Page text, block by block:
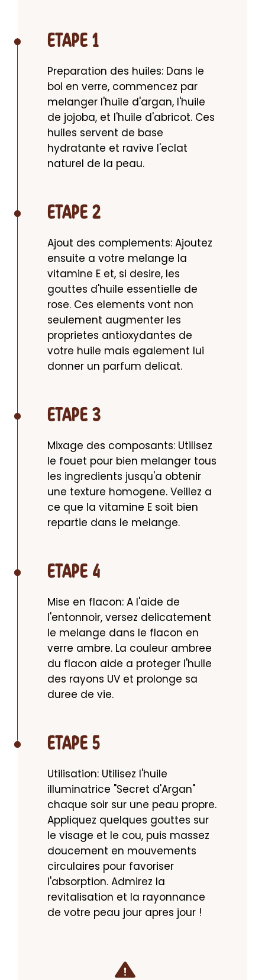
ETAPE 1
Preparation des huiles: Dans le
bol en verre, commencez par
melanger l'huile d'argan, l'huile
de jojoba, et l'huile d'abricot. Ces
huiles servent de base
hydratante et ravive l'eclat
naturel de la peau.
ETAPE 2
Ajout des complements: Ajoutez
ensuite a votre melange la
vitamine E et, si desire, les
gouttes d'huile essentielle de
rose. Ces elements vont non
seulement augmenter les
proprietes antioxydantes de
votre huile mais egalement lui
donner un parfum delicat.
ETAPE 3
Mixage des composants: Utilisez
le fouet pour bien melanger tous
les ingredients jusqu'a obtenir
une texture homogene. Veillez a
ce que la vitamine E soit bien
repartie dans le melange.
ETAPE 4
Mise en flacon: A l'aide de
l'entonnoir, versez delicatement
le melange dans le flacon en
verre ambre. La couleur ambree
du flacon aide a proteger l'huile
des rayons UV et prolonge sa
duree de vie.
ETAPE 5
Utilisation: Utilisez l'huile
illuminatrice "Secret d'Argan"
chaque soir sur une peau propre.
Appliquez quelques gouttes sur
le visage et le cou, puis massez
doucement en mouvements
circulaires pour favoriser
l'absorption. Admirez la
revitalisation et la rayonnance
de votre peau jour apres jour !